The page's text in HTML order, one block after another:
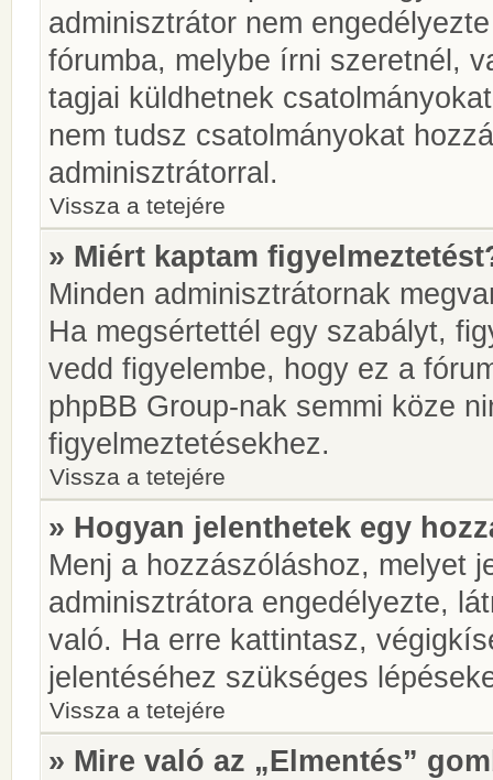
adminisztrátor nem
fórumba, melybe írni szeretnél,
tagjai küldhetnek
nem tudsz csatolmányokat
adminisztrátorral.
Vissza a tetejére
» Miért kaptam
Minden adminisztrátornak
Ha megsértettél egy szabályt,
vedd figyelembe, hogy ez a
phpBB Group-nak semmi köze
figyelmeztetésekhez.
Vissza a tetejére
» Hogyan jelenthetek egy
Menj a hozzászóláshoz, melyet
adminisztrátora engedélyezte,
való. Ha erre kattintasz,
jelentéséhez szükséges
Vissza a tetejére
» Mire való az „Elmentés”